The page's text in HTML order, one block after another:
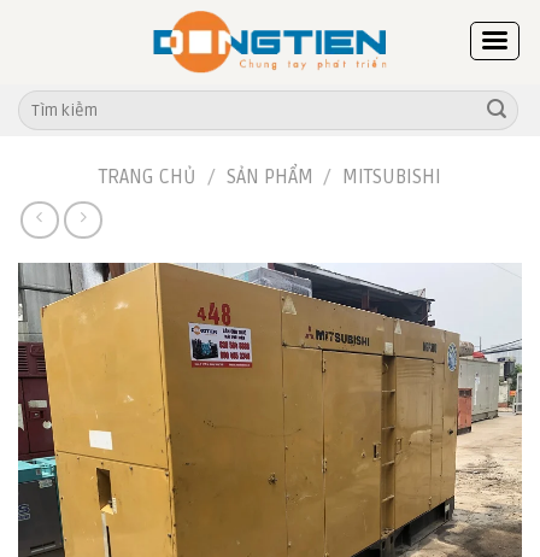
Tìm
kiếm:
TRANG CHỦ / SẢN PHẨM / MITSUBISHI